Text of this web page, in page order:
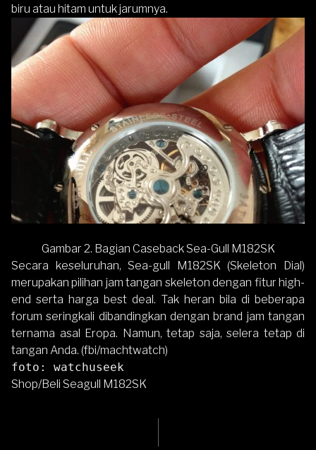
biru atau hitam untuk jarumnya.
Gambar 2. Bagian Caseback Sea-Gull M182SK
Secara keseluruhan, Sea-gull M182SK (Skeleton Dial)
merupakan pilihan jam tangan skeleton dengan fitur high-
end serta harga best deal. Tak heran bila di beberapa
forum seringkali dibandingkan dengan brand jam tangan
ternama asal Eropa. Namun, tetap saja, selera tetap di
tangan Anda. (fbi/machtwatch)
foto: watchuseek
Shop/Beli Seagull M182SK